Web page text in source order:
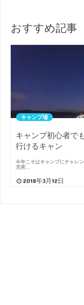
おすすめ記事
キャンプ場
キャンプ初心者で
行けるキャン
今年こそはキャンプにチャレ
充実…
2018年3月12日